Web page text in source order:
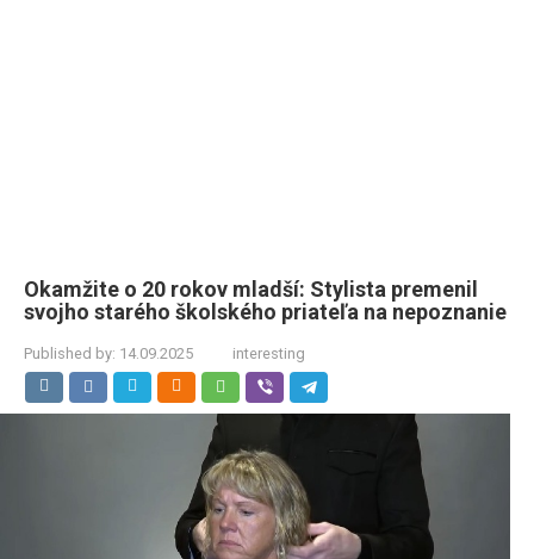
Okamžite o 20 rokov mladší: Stylista premenil
svojho starého školského priateľa na nepoznanie
Published by: 14.09.2025 interesting